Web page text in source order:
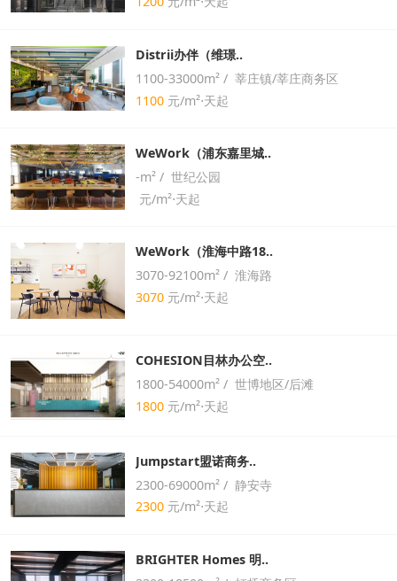
Distrii办伴（维璟..
1100-33000m² / 莘庄镇/莘庄商务区
1100 元/m²⋅天起
WeWork（浦东嘉里城..
-m² / 世纪公园
元/m²⋅天起
WeWork（淮海中路18..
3070-92100m² / 淮海路
3070 元/m²⋅天起
COHESION目林办公空..
1800-54000m² / 世博地区/后滩
1800 元/m²⋅天起
Jumpstart盟诺商务..
2300-69000m² / 静安寺
2300 元/m²⋅天起
BRIGHTER Homes 明..